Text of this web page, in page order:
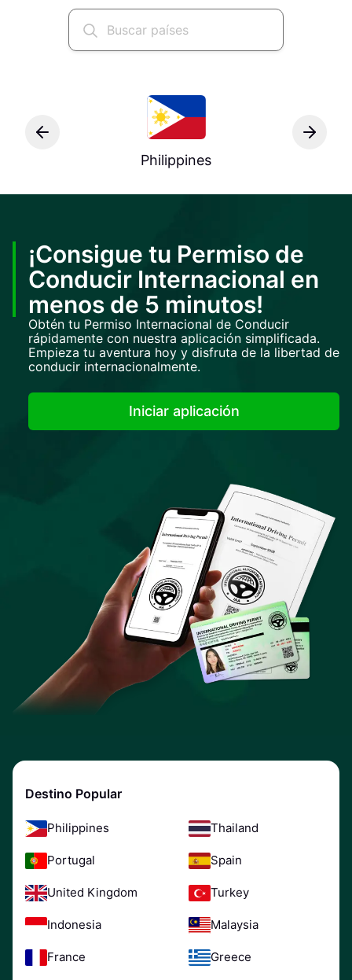
Philippines
¡Consigue tu Permiso de
Conducir Internacional en
menos de 5 minutos!
Obtén tu Permiso Internacional de Conducir
rápidamente con nuestra aplicación simplificada.
Empieza tu aventura hoy y disfruta de la libertad de
conducir internacionalmente.
Iniciar aplicación
Destino Popular
Philippines Thailand
Portugal Spain
United Kingdom Turkey
Indonesia Malaysia
France Greece